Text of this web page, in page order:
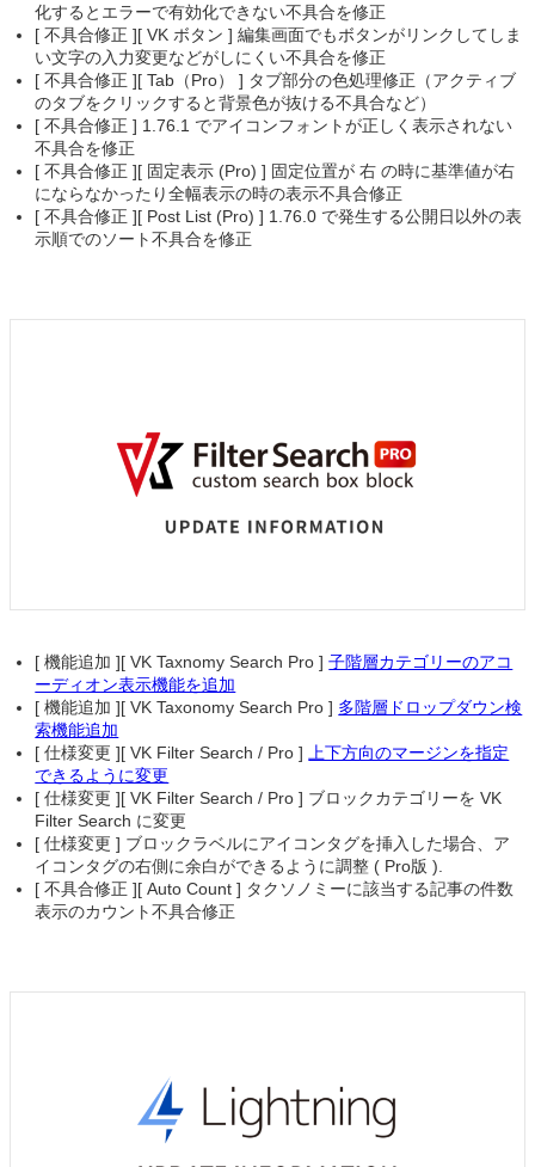
化するとエラーで有効化できない不具合を修正
[ 不具合修正 ][ VK ボタン ] 編集画面でもボタンがリンクしてしま
い文字の入力変更などがしにくい不具合を修正
[ 不具合修正 ][ Tab（Pro） ] タブ部分の色処理修正（アクティブ
のタブをクリックすると背景色が抜ける不具合など）
[ 不具合修正 ] 1.76.1 でアイコンフォントが正しく表示されない
不具合を修正
[ 不具合修正 ][ 固定表示 (Pro) ] 固定位置が 右 の時に基準値が右
にならなかったり全幅表示の時の表示不具合修正
[ 不具合修正 ][ Post List (Pro) ] 1.76.0 で発生する公開日以外の表
示順でのソート不具合を修正
[ 機能追加 ][ VK Taxnomy Search Pro ]子階層カテゴリーのアコ
ーディオン表示機能を追加
[ 機能追加 ][ VK Taxonomy Search Pro ] 多階層ドロップダウン検
索機能追加
[ 仕様変更 ][ VK Filter Search / Pro ]
上下方向のマージンを指定
できるように変更
[ 仕様変更 ][ VK Filter Search / Pro ] ブロックカテゴリーを VK
Filter Search に変更
[ 仕様変更 ] ブロックラベルにアイコンタグを挿入した場合、ア
イコンタグの右側に余白ができるように調整 ( Pro版 ).
[ 不具合修正 ][ Auto Count ] タクソノミーに該当する記事の件数
表示のカウント不具合修正